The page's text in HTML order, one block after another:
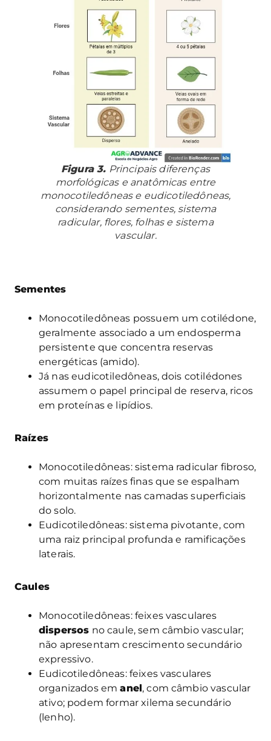
Figura 3. Principais diferenças
morfológicas e anatômicas entre
monocotiledôneas e eudicotiledôneas,
considerando sementes, sistema
radicular, flores, folhas e sistema
vascular.
Sementes
Monocotiledôneas possuem um cotilédone,
geralmente associado a um endosperma
persistente que concentra reservas
energéticas (amido).
Já nas eudicotiledôneas, dois cotilédones
assumem o papel principal de reserva, ricos
em proteínas e lipídios.
Raízes
Monocotiledôneas: sistema radicular fibroso,
com muitas raízes finas que se espalham
horizontalmente nas camadas superficiais
do solo.
Eudicotiledôneas: sistema pivotante, com
uma raiz principal profunda e ramificações
laterais.
Caules
Monocotiledôneas: feixes vasculares
dispersos no caule, sem câmbio vascular;
não apresentam crescimento secundário
expressivo.
Eudicotiledôneas: feixes vasculares
organizados emanel, com câmbio vascular
ativo; podem formar xilema secundário
(lenho).